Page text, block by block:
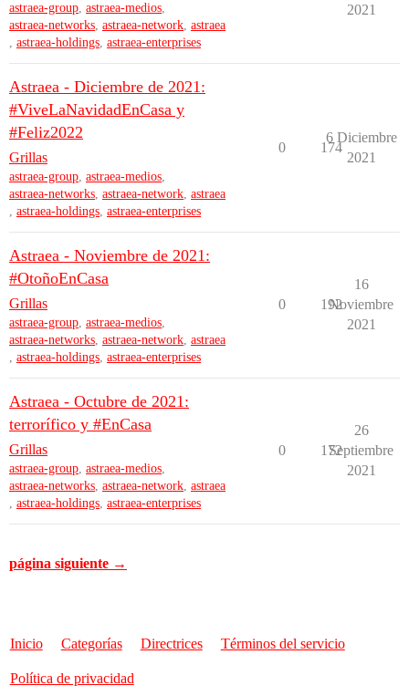
astraea-group, astraea-medios,
astraea-networks, astraea-network, astraea
, astraea-holdings, astraea-enterprises
2021
Astraea - Diciembre de 2021:
#ViveLaNavidadEnCasa y
#Feliz2022
Grillas
astraea-group, astraea-medios,
astraea-networks, astraea-network, astraea
, astraea-holdings, astraea-enterprises
0 174
6 Diciembre
2021
Astraea - Noviembre de 2021:
#OtoñoEnCasa
Grillas
astraea-group, astraea-medios,
astraea-networks, astraea-network, astraea
, astraea-holdings, astraea-enterprises
0 192
16
Noviembre
2021
Astraea - Octubre de 2021:
terrorífico y #EnCasa
Grillas
astraea-group, astraea-medios,
astraea-networks, astraea-network, astraea
, astraea-holdings, astraea-enterprises
0 172
26
Septiembre
2021
página siguiente →
Inicio Categorías Directrices Términos del servicio
Política de privacidad